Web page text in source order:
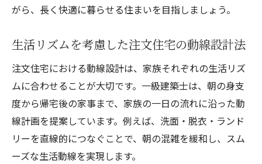
がら、長く快適に暮らせる住まいを目指しましょう。
生活リズムを考慮した注文住宅の動線設計法
注文住宅における動線設計は、家族それぞれの生活リズ
ムに合わせることが大切です。一級建築士は、朝の身支
度から帰宅後の家事まで、家族の一日の流れに沿った動
線計画を提案しています。例えば、洗面・脱衣・ランド
リーを直線的につなぐことで、朝の混雑を緩和し、スム
ーズな生活動線を実現します。